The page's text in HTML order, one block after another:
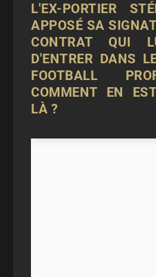
L'EX-PORTIER
APPOSÉ SA
CONTRAT QUI
D'ENTRER DANS
FOOTBALL
COMMENT EN
LÀ ?